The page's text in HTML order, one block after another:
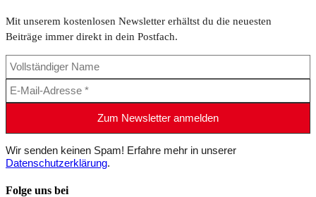
Mit unserem kostenlosen Newsletter erhältst du die neuesten
Beiträge immer direkt in dein Postfach.
Wir senden keinen Spam! Erfahre mehr in unserer
Datenschutzerklärung.
Folge uns bei